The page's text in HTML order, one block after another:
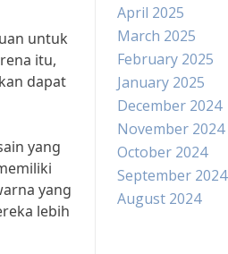
untuk
itu,
dapat
yang
yang
lebih
April 2025
March 2025
February 2025
January 2025
December 2024
November 2024
October 2024
September 2024
August 2024